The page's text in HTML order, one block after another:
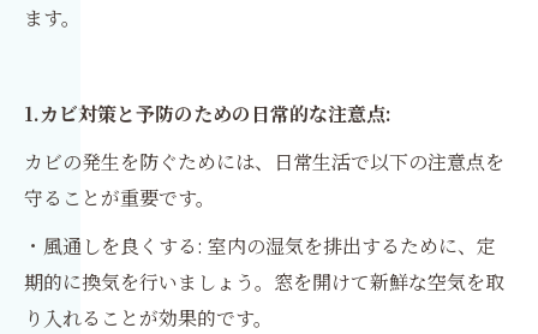
ます。
1.カビ対策と予防のための日常的な注意点:
カビの発生を防ぐためには、日常生活で以下の注意点を
守ることが重要です。
・風通しを良くする: 室内の湿気を排出するために、定
期的に換気を行いましょう。窓を開けて新鮮な空気を取
り入れることが効果的です。